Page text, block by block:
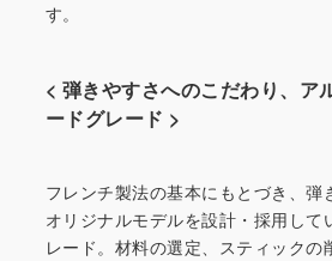
す。
< 弾きやすさへのこだわり、ア
ードグレード >
フレンチ製法の基本にもとづき、弾
オリジナルモデルを設計・採用して
レード。材料の選定、スティックの